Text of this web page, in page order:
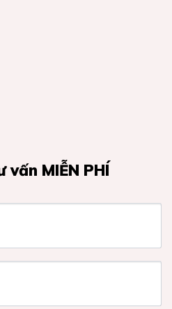
MIỄN PHÍ